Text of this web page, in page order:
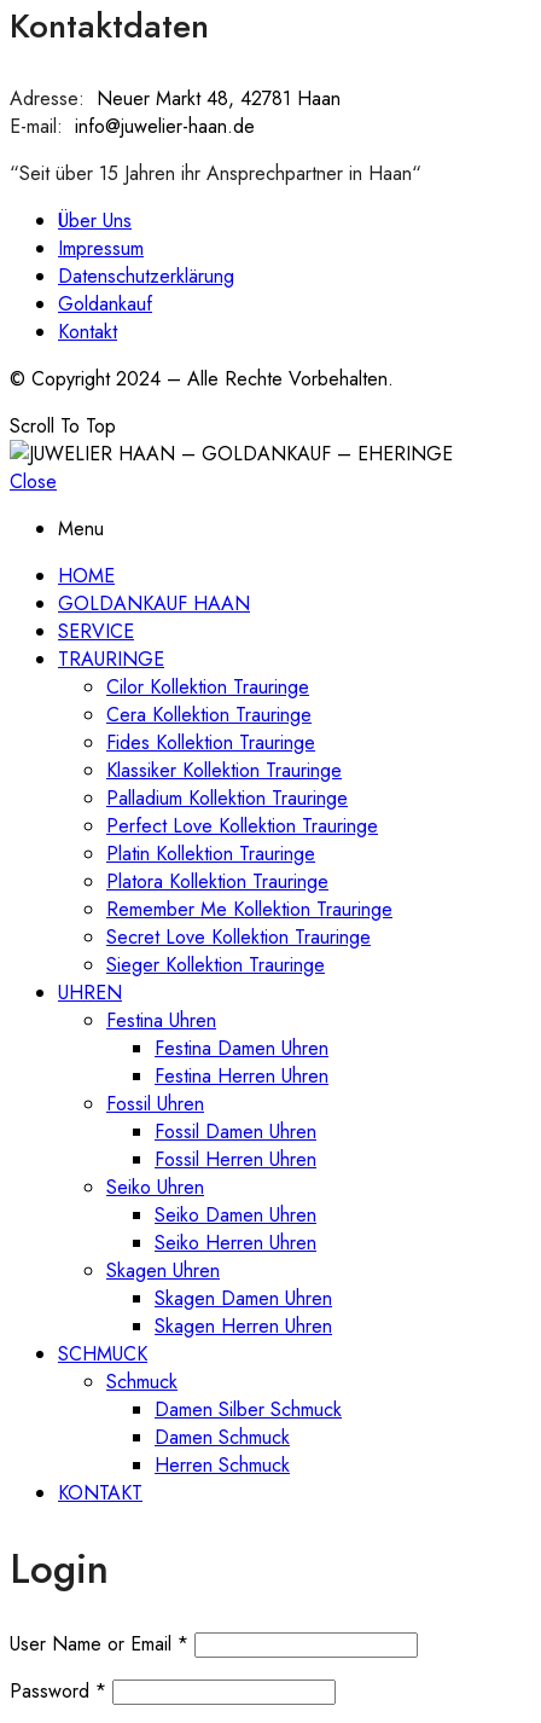
Kontaktdaten
Adresse: Neuer Markt 48, 42781 Haan
E-mail: info@juwelier-haan.de
“Seit über 15 Jahren ihr Ansprechpartner in Haan“
Über Uns
Impressum
Datenschutzerklärung
Goldankauf
Kontakt
© Copyright 2024 – Alle Rechte Vorbehalten.
Scroll To Top
Close
Menu
HOME
GOLDANKAUF HAAN
SERVICE
TRAURINGE
Cilor Kollektion Trauringe
Cera Kollektion Trauringe
Fides Kollektion Trauringe
Klassiker Kollektion Trauringe
Palladium Kollektion Trauringe
Perfect Love Kollektion Trauringe
Platin Kollektion Trauringe
Platora Kollektion Trauringe
Remember Me Kollektion Trauringe
Secret Love Kollektion Trauringe
Sieger Kollektion Trauringe
UHREN
Festina Uhren
Festina Damen Uhren
Festina Herren Uhren
Fossil Uhren
Fossil Damen Uhren
Fossil Herren Uhren
Seiko Uhren
Seiko Damen Uhren
Seiko Herren Uhren
Skagen Uhren
Skagen Damen Uhren
Skagen Herren Uhren
SCHMUCK
Schmuck
Damen Silber Schmuck
Damen Schmuck
Herren Schmuck
KONTAKT
Login
User Name or Email *
Password *